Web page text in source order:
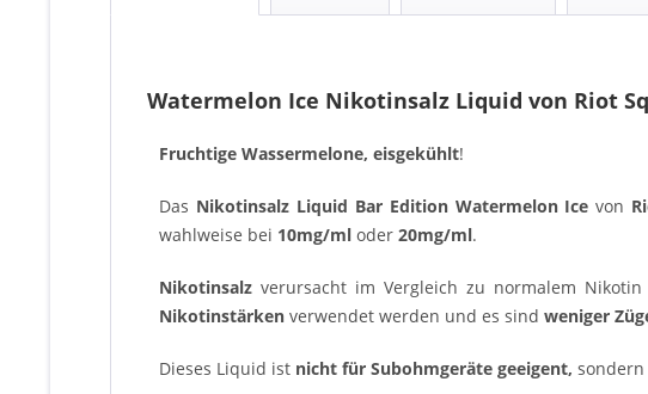
Watermelon Ice Nikotinsalz Liquid von Riot
Fruchtige Wassermelone, eisgekühlt!
Das Nikotinsalz Liquid Bar Edition Watermelon Icevon
wahlweise bei 10mg/ml oder 20mg/ml.
Nikotinsalz verursacht im Vergleich zu normalem
Nikotinstärken verwendet werden und es sind weniger
Dieses Liquid ist nicht für Subohmgeräte geeigent,